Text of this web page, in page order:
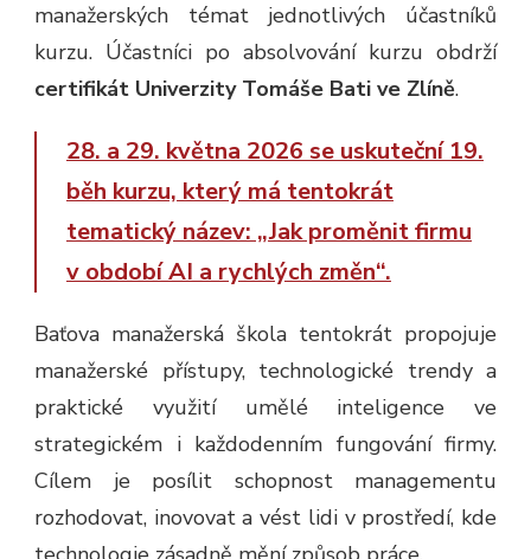
manažerských témat jednotlivých účastníků
kurzu. Účastníci po absolvování kurzu obdrží
certifikát Univerzity Tomáše Bati ve Zlíně.
28. a 29. května 2026 se uskuteční 19.
běh kurzu, který má tentokrát
tematický název: „Jak proměnit firmu
v období AI a rychlých změn“.
Baťova manažerská škola tentokrát propojuje
manažerské přístupy, technologické trendy a
praktické využití umělé inteligence ve
strategickém i každodenním fungování firmy.
Cílem je posílit schopnost managementu
rozhodovat, inovovat a vést lidi v prostředí, kde